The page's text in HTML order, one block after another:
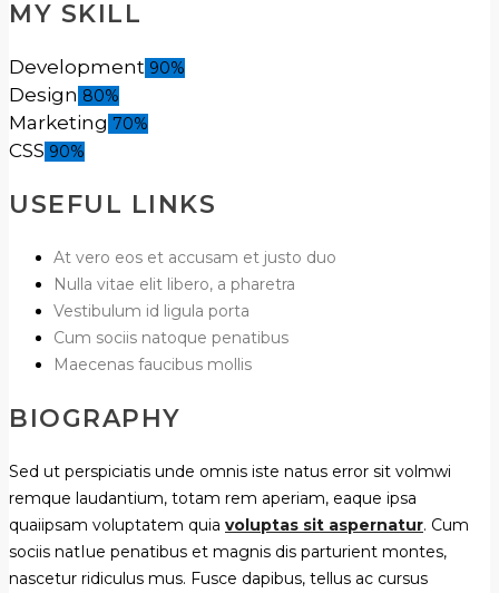
MY SKILL
Development 90%
Design 80%
Marketing 70%
CSS 90%
USEFUL LINKS
At vero eos et accusam et justo duo
Nulla vitae elit libero, a pharetra
Vestibulum id ligula porta
Cum sociis natoque penatibus
Maecenas faucibus mollis
BIOGRAPHY
Sed ut perspiciatis unde omnis iste natus error sit volmwi
remque laudantium, totam rem aperiam, eaque ipsa
quaiipsam voluptatem quia voluptas sit aspernatur. Cum
sociis natIue penatibus et magnis dis parturient montes,
nascetur ridiculus mus. Fusce dapibus, tellus ac cursus